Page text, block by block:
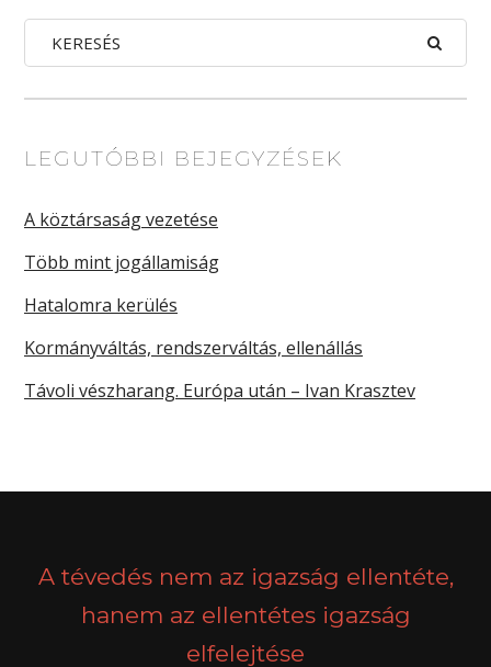
LEGUTÓBBI BEJEGYZÉSEK
A köztársaság vezetése
Több mint jogállamiság
Hatalomra kerülés
Kormányváltás, rendszerváltás, ellenállás
Távoli vészharang. Európa után – Ivan Krasztev
A tévedés nem az igazság ellentéte,
hanem az ellentétes igazság
elfelejtése